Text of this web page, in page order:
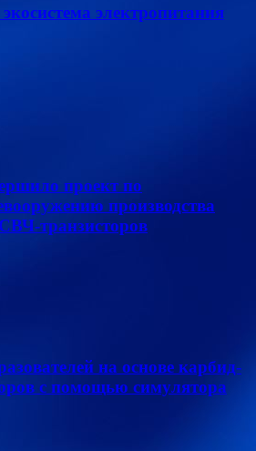
электропитания
проект по
производства
транзисторов
на основе карбид-
с помощью симулятора